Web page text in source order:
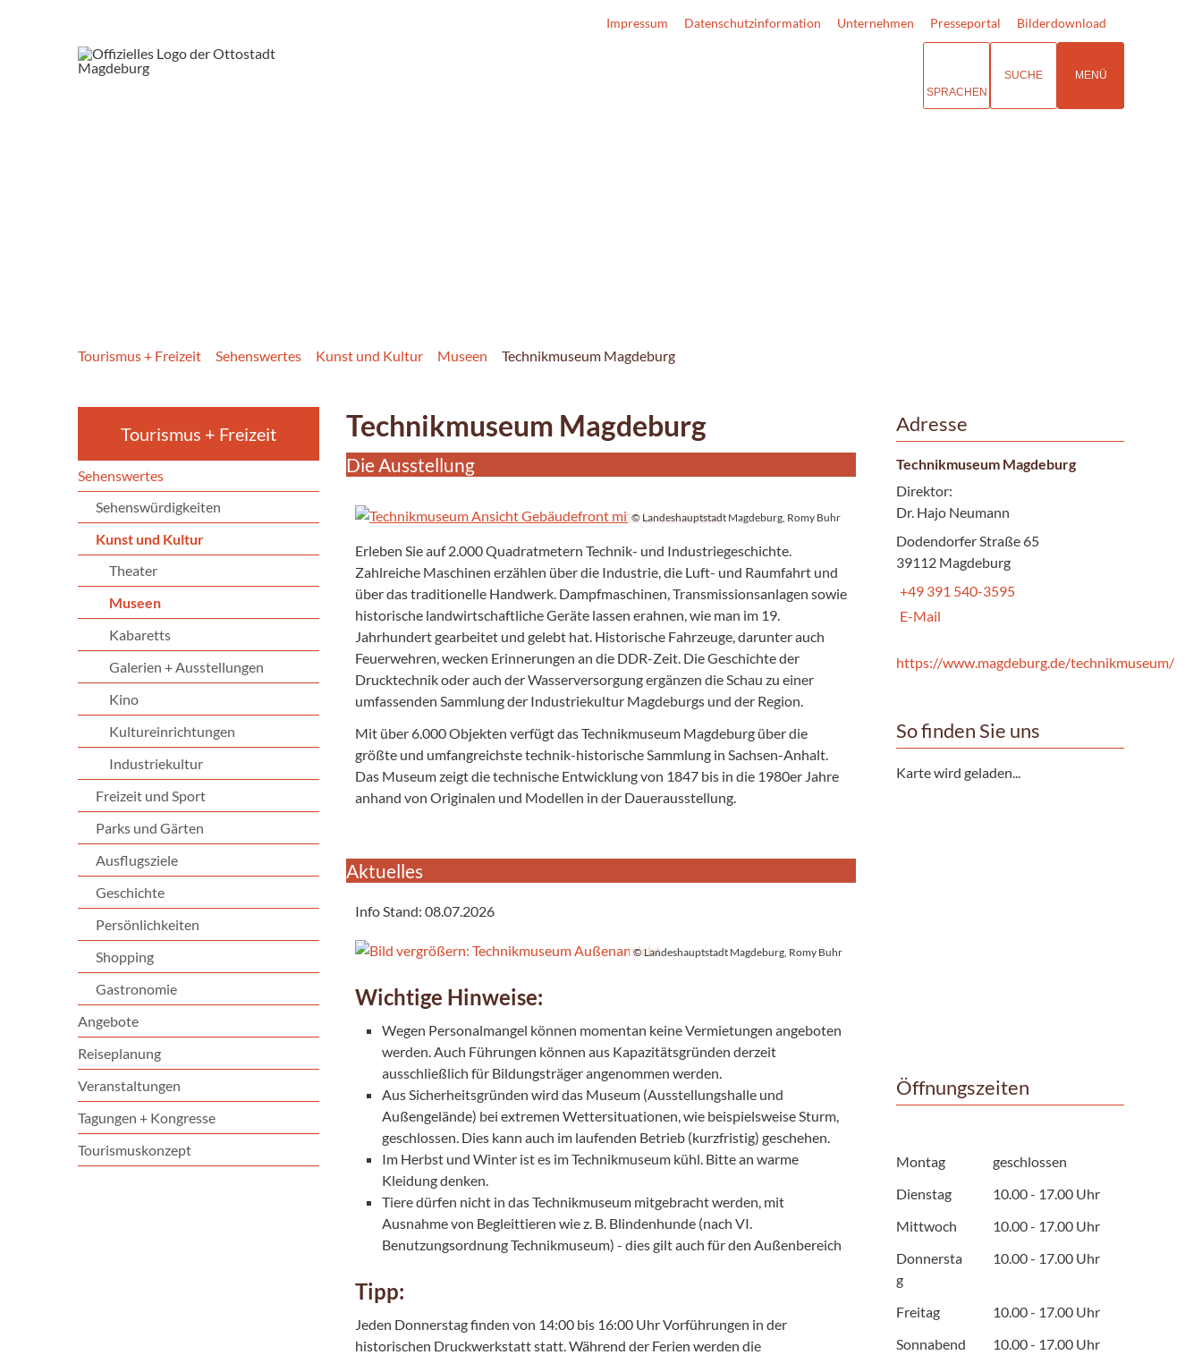
Impressum Datenschutzinformation Unternehmen Presseportal Bilderdownload
SPRACHEN
SUCHE MENÜ
Tourismus + Freizeit Sehenswertes Kunst und Kultur Museen Technikmuseum Magdeburg
Tourismus + Freizeit
Sehenswertes
Sehenswürdigkeiten
Kunst und Kultur
Theater
Museen
Kabaretts
Galerien + Ausstellungen
Kino
Kultureinrichtungen
Industriekultur
Freizeit und Sport
Parks und Gärten
Ausflugsziele
Geschichte
Persönlichkeiten
Shopping
Gastronomie
Angebote
Reiseplanung
Veranstaltungen
Tagungen + Kongresse
Tourismuskonzept
Technikmuseum Magdeburg
Die Ausstellung
© Landeshauptstadt Magdeburg, Romy Buhr
Erleben Sie auf 2.000 Quadratmetern Technik- und Industriegeschichte.
Zahlreiche Maschinen erzählen über die Industrie, die Luft- und Raumfahrt und
über das traditionelle Handwerk. Dampfmaschinen, Transmissionsanlagen sowie
historische landwirtschaftliche Geräte lassen erahnen, wie man im 19.
Jahrhundert gearbeitet und gelebt hat. Historische Fahrzeuge, darunter auch
Feuerwehren, wecken Erinnerungen an die DDR-Zeit. Die Geschichte der
Drucktechnik oder auch der Wasserversorgung ergänzen die Schau zu einer
umfassenden Sammlung der Industriekultur Magdeburgs und der Region.
Mit über 6.000 Objekten verfügt das Technikmuseum Magdeburg über die
größte und umfangreichste technik-historische Sammlung in Sachsen-Anhalt.
Das Museum zeigt die technische Entwicklung von 1847 bis in die 1980er Jahre
anhand von Originalen und Modellen in der Dauerausstellung.
Aktuelles
Info Stand: 08.07.2026
© Landeshauptstadt Magdeburg, Romy Buhr
Wichtige Hinweise:
Wegen Personalmangel können momentan keine Vermietungen angeboten
werden. Auch Führungen können aus Kapazitätsgründen derzeit
ausschließlich für Bildungsträger angenommen werden.
Aus Sicherheitsgründen wird das Museum (Ausstellungshalle und
Außengelände) bei extremen Wettersituationen, wie beispielsweise Sturm,
geschlossen. Dies kann auch im laufenden Betrieb (kurzfristig) geschehen.
Im Herbst und Winter ist es im Technikmuseum kühl. Bitte an warme
Kleidung denken.
Tiere dürfen nicht in das Technikmuseum mitgebracht werden, mit
Ausnahme von Begleittieren wie z. B. Blindenhunde (nach VI.
Benutzungsordnung Technikmuseum) - dies gilt auch für den Außenbereich
Tipp:
Jeden Donnerstag finden von 14:00 bis 16:00 Uhr Vorführungen in der
historischen Druckwerkstatt statt. Während der Ferien werden die
Adresse
Technikmuseum Magdeburg
Direktor:
Dr. Hajo Neumann
Dodendorfer Straße 65
39112 Magdeburg
+49 391 540-3595
E-Mail
https://www.magdeburg.de/technikmuseum/
So finden Sie uns
Karte wird geladen...
Öffnungszeiten
Montag
geschlossen
Dienstag
10.00 - 17.00 Uhr
Mittwoch
10.00 - 17.00 Uhr
Donnersta
g
10.00 - 17.00 Uhr
Freitag
10.00 - 17.00 Uhr
Sonnabend
10.00 - 17.00 Uhr